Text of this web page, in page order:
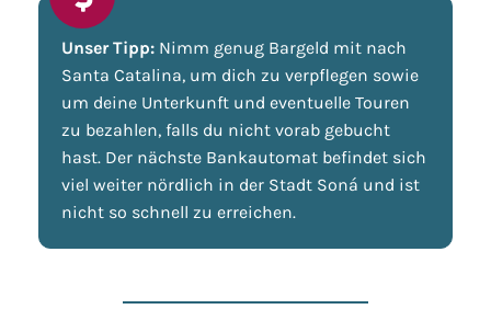
Unser Tipp: Nimm genug Bargeld mit nach
Santa Catalina, um dich zu verpflegen sowie
um deine Unterkunft und eventuelle Touren
zu bezahlen, falls du nicht vorab gebucht
hast. Der nächste Bankautomat befindet sich
viel weiter nördlich in der Stadt Soná und ist
nicht so schnell zu erreichen.